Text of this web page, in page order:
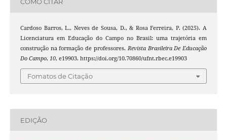
COMO CITAR
Cardoso Barros, L., Neves de Sousa, D., & Rosa Ferreira, P. (2025). A
Licenciatura em Educação do Campo no Brasil: uma trajetória em
construção na formação de professores. Revista Brasileira De Educação
Do Campo, 10, e19903. https://doi.org/10.70860/ufnt.rbec.e19903
Fomatos de Citação
EDIÇÃO